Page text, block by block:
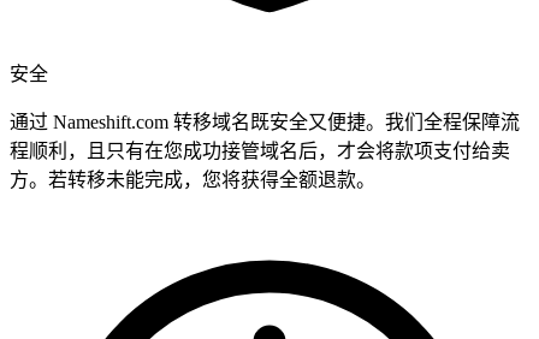
安全
通过 Nameshift.com 转移域名既安全又便捷。我们全程保障流
程顺利，且只有在您成功接管域名后，才会将款项支付给卖
方。若转移未能完成，您将获得全额退款。